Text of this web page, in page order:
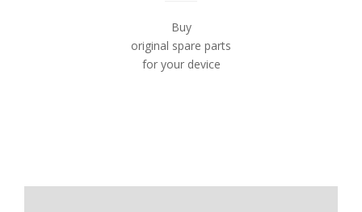
Buy
original spare parts
for your device